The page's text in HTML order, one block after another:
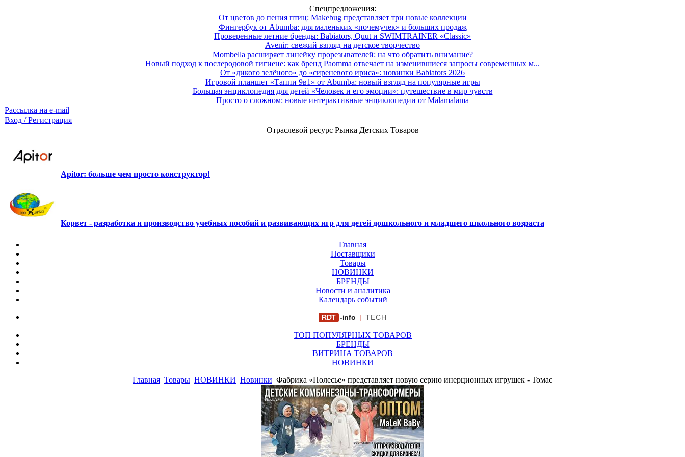
Спецпредложения:
От цветов до пения птиц: Makebug представляет три новые коллекции
Фингербук от Abumba: для маленьких «почемучек» и больших продаж
Проверенные летние бренды: Babiators, Quut и SWIMTRAINER «Classic»
Avenir: свежий взгляд на детское творчество
Mombella расширяет линейку прорезывателей: на что обратить внимание?
Новый подход к послеродовой гигиене: как бренд Paomma отвечает на изменившиеся запросы современных м...
От «дикого зелёного» до «сиреневого ириса»: новинки Babiators 2026
Игровой планшет «Таппи 9в1» от Abumba: новый взгляд на популярные игры
Большая энциклопедия для детей «Человек и его эмоции»: путешествие в мир чувств
Просто о сложном: новые интерактивные энциклопедии от Malamalama
Рассылка на e-mail
Вход / Регистрация
Отраслевой ресурс Рынка Детских Товаров
Apitor: больше чем просто конструктор!
Корвет - разработка и производство учебных пособий и развивающих игр для детей дошкольного и младшего школьного возраста
Главная
Поставщики
Товары
НОВИНКИ
БРЕНДЫ
Новости и аналитика
Календарь событий
RDT -info | TECH
ТОП ПОПУЛЯРНЫХ ТОВАРОВ
БРЕНДЫ
ВИТРИНА ТОВАРОВ
НОВИНКИ
Главная Товары НОВИНКИ Новинки Фабрика «Полесье» представляет новую серию инерционных игрушек - Томас
РЕКЛАМА
ООО "ФИРМА "ХРИЗАНТЕМА" ИНН: 7719007569